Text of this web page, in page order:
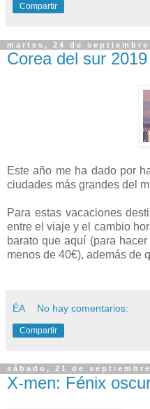
Compartir
martes, 24 de septiembre
Corea del sur
Este año me ha dado por
ciudades más grandes del
Para estas vacaciones
entre el viaje y el cambio
barato que aquí (para
menos de 40€), además de
ÉA No hay comentarios:
Compartir
sábado, 21 de
X-men: Fénix